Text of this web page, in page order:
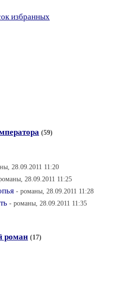
избранных
(59)
28.09.2011 11:20
28.09.2011 11:25
- романы, 28.09.2011 11:28
- романы, 28.09.2011 11:35
роман (17)